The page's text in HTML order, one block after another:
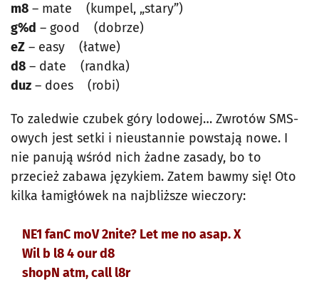
m8 – mate (kumpel, „stary”)
g%d – good (dobrze)
eZ – easy (łatwe)
d8 – date (randka)
duz – does (robi)
To zaledwie czubek góry lodowej… Zwrotów SMS-
owych jest setki i nieustannie powstają nowe. I
nie panują wśród nich żadne zasady, bo to
przecież zabawa językiem. Zatem bawmy się! Oto
kilka łamigłówek na najbliższe wieczory:
NE1 fanC moV 2nite? Let me no asap. X
Wil b l8 4 our d8
shopN atm, call l8r